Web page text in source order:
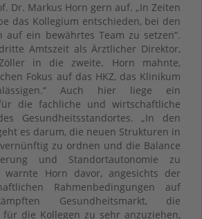
Dr. Markus Horn gern auf. „In Zeiten
das Kollegium entschieden, bei den
auf ein bewährtes Team zu setzen“.
Amtszeit als Ärztlicher Direktor,
in die zweite. Horn mahnte,
Fokus auf das HKZ, das Klinikum
Auch hier liege ein
die fachliche und wirtschaftliche
Gesundheitsstandortes. „In den
es darum, die neuen Strukturen in
zu ordnen und die Balance
und Standortautonomie zu
warnte Horn davor, angesichts der
Rahmenbedingungen auf
Gesundheitsmarkt, die
für die Kollegen zu sehr anzuziehen,